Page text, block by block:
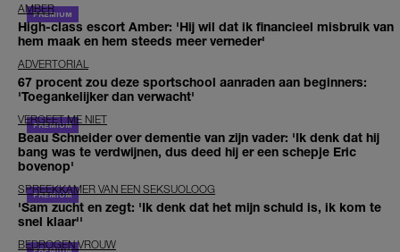
AMBER
High-class escort Amber: 'Hij wil dat ik financieel misbruik van
hem maak en hem steeds meer verneder'
ADVERTORIAL
67 procent zou deze sportschool aanraden aan beginners:
'Toegankelijker dan verwacht'
VERGEET ME NIET
Beau Schneider over dementie van zijn vader: 'Ik denk dat hij
bang was te verdwijnen, dus deed hij er een schepje Eric
bovenop'
SPREEKKAMER VAN EEN SEKSUOLOOG
'Sam zucht en zegt: 'Ik denk dat het mijn schuld is, ik kom te
snel klaar''
BEDROGEN VROUW